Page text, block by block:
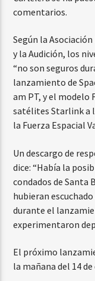
comentarios.
Según la
y la Audición, los
“no son seguros
lanzamiento de
am PT, y el modelo
satélites Starlink a
la Fuerza Espacial
Un descargo de
dice: “Había la
condados de Santa
hubieran
durante el
experimentaron
El próximo
la mañana del 14